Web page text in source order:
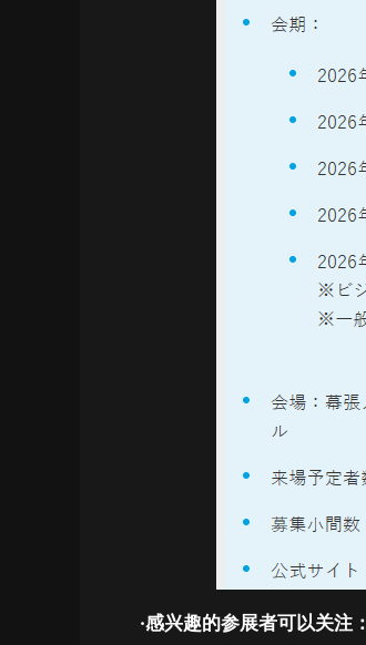
·感兴趣的参展者可以关注：